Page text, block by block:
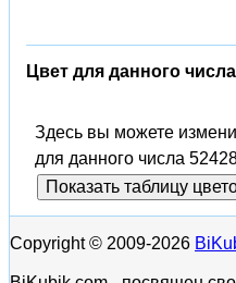
Цвет для данного
Здесь вы можете
для данного числа
Показать таблицу
Copyright © 2009-2026